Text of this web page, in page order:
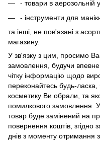
- товари в аерозольній
- інструменти для
та інші, не пов'язані з
магазину.
У зв'язку з цим, просимо
замовлення, будучи
чітку інформацію щодо
переконайтесь будь-ласка,
косметику Ви обрали, та
помилкового замовлення.
товар буде замінений на
повернення коштів, згідно
днів з моменту отримання